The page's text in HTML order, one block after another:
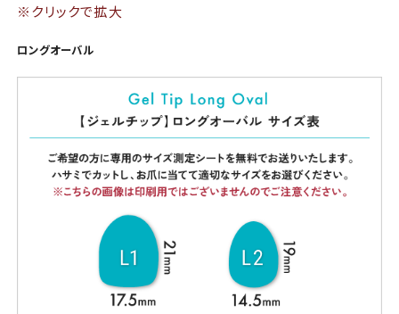
※クリックで拡大
ロングオーバル